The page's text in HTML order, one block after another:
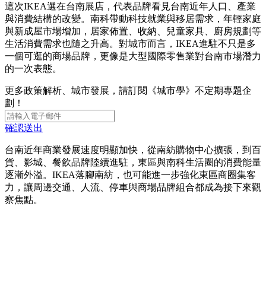
這次IKEA選在台南展店，代表品牌看見台南近年人口、產業
與消費結構的改變。南科帶動科技就業與移居需求，年輕家庭
與新成屋市場增加，居家佈置、收納、兒童家具、廚房規劃等
生活消費需求也隨之升高。對城市而言，IKEA進駐不只是多
一個可逛的商場品牌，更像是大型國際零售業對台南市場潛力
的一次表態。
更多政策解析、城市發展，請訂閱《城市學》不定期專題企
劃！
確認送出
台南近年商業發展速度明顯加快，從南紡購物中心擴張，到百
貨、影城、餐飲品牌陸續進駐，東區與南科生活圈的消費能量
逐漸外溢。IKEA落腳南紡，也可能進一步強化東區商圈集客
力，讓周邊交通、人流、停車與商場品牌組合都成為接下來觀
察焦點。